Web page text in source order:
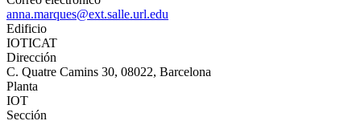
anna.marques@ext.salle.url.edu
Edificio
IOTICAT
Dirección
C. Quatre Camins 30, 08022, Barcelona
Planta
IOT
Sección